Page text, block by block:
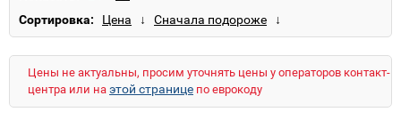
Сортировка:
Цены не актуальны, просим уточнять цены у операторов контакт-
центра или на этой странице по еврокоду